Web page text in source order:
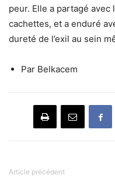
peur. Elle a partagé
cachettes, et a enduré
dureté de l’exil au sein
Par Belkacem
Article précédent